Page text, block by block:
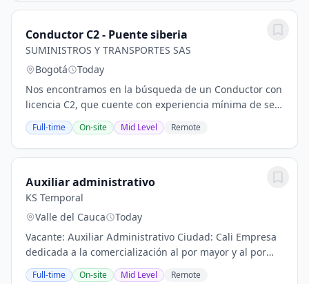
Conductor C2 - Puente siberia
SUMINISTROS Y TRANSPORTES SAS
Bogotá
Today
Nos encontramos en la búsqueda de un Conductor con
licencia C2, que cuente con experiencia mínima de seis
(6) meses en el cargo. Ubicación: Preferiblemente
candidatos que residan en zonas cercanas a...
Full-time On-site Mid Level Remote
Auxiliar administrativo
KS Temporal
Valle del Cauca
Today
Vacante: Auxiliar Administrativo Ciudad: Cali Empresa
dedicada a la comercialización al por mayor y al por
menor de bebidas se encuentra en la búsqueda de un
Full-time On-site Mid Level Remote